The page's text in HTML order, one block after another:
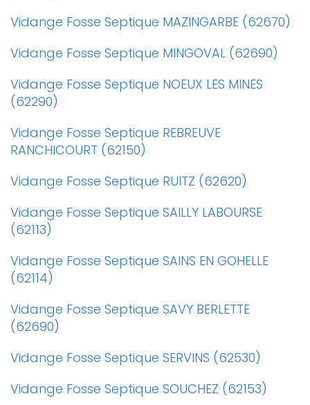
Vidange Fosse Septique MAZINGARBE (62670)
Vidange Fosse Septique MINGOVAL (62690)
Vidange Fosse Septique NOEUX LES MINES
(62290)
Vidange Fosse Septique REBREUVE
RANCHICOURT (62150)
Vidange Fosse Septique RUITZ (62620)
Vidange Fosse Septique SAILLY LABOURSE
(62113)
Vidange Fosse Septique SAINS EN GOHELLE
(62114)
Vidange Fosse Septique SAVY BERLETTE
(62690)
Vidange Fosse Septique SERVINS (62530)
Vidange Fosse Septique SOUCHEZ (62153)